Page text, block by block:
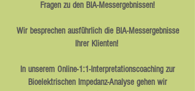
Fragen zu den BIA-Messergebnissen!
Wir besprechen ausführlich die BIA-Messergebnisse
Ihrer Klienten!
In unserem Online-1:1-Interpretationscoaching zur
Bioelektrischen Impedanz-Analyse gehen wir